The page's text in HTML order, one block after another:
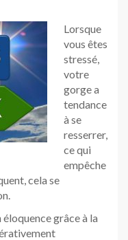
Lorsque
vous êtes
stressé,
votre
gorge a
tendance
à se
resserrer,
ce qui
empêche
cela se
grâce à la